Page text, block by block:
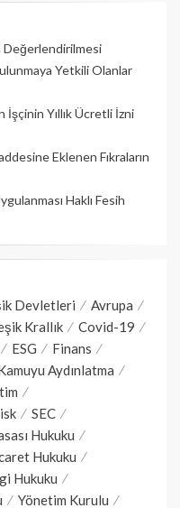
Değerlendirilmesi
Yetkili Olanlar
İşçinin Yıllık Üc­retli İzni
Eklenen Fıkraların
Haklı Fesih
Devletleri
Avrupa
Krallık
Covid-19
ESG
Finans
Aydınlatma
SEC
Hukuku
Hukuku
Hukuku
Yönetim Kurulu